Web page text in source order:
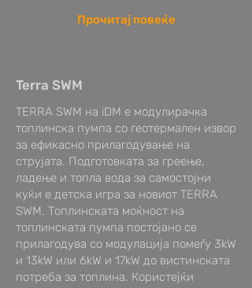
Прочитај повеќе
Terra SWM
TERRA SWM на iDM е модулирачка
топлинска пумпа со геотермален извор
за ефикасно прилагодување на
струјата. Подготовката за греење,
ладење и топла вода за самостојни
куќи е детска игра за новиот TERRA
SWM. Топлинската моќност на
топлинската пумпа постојано се
прилагодува со модулација помеѓу 3kW
и 13kW или 6kW и 17kW до вистинската
потреба за топлина. Користејќи